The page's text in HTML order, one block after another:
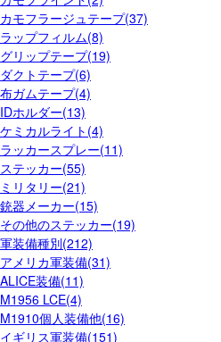
カモフラージュテープ(37)
ラップフィルム(8)
グリップテープ(19)
ダクトテープ(6)
布ガムテープ(4)
IDホルダー(13)
ケミカルライト(4)
ラッカースプレー(11)
ステッカー(55)
ミリタリー(21)
銃器メーカー(15)
その他のステッカー(19)
軍装備種別(212)
アメリカ軍装備(31)
ALICE装備(11)
M1956 LCE(4)
M1910個人装備他(16)
イギリス軍装備(151)